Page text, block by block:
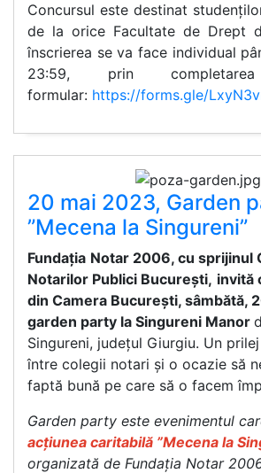
Concursul este destinat
de la orice Facultate de Drept
înscrierea se va face individual
23:59, prin completarea
formular: https://forms.gle/
20 mai 2023, Garden
”Mecena la Singureni”
Fundația Notar 2006, cu sprijinul
Notarilor Publici București, invită
din Camera București, sâmbătă,
garden party la Singureni Manor
Singureni, județul Giurgiu. Un
între colegii notari și o ocazie să
faptă bună pe care să o facem
Garden party este evenimentul
acțiunea caritabilă ”Mecena la
organizată de Fundația Notar